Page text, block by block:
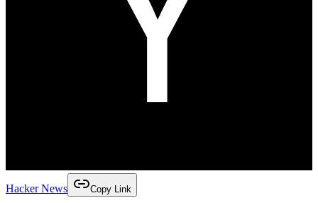
Hacker News Copy Link